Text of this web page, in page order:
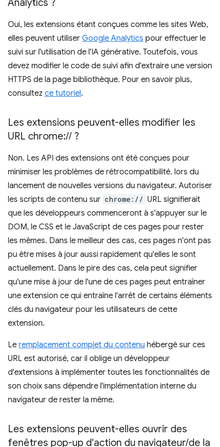
Analytics ?
Oui, les extensions étant conçues comme les sites Web,
elles peuvent utiliser Google Analytics pour effectuer le
suivi sur l'utilisation de l'IA générative. Toutefois, vous
devez modifier le code de suivi afin d'extraire une version
HTTPS de la page bibliothèque. Pour en savoir plus,
consultez ce tutoriel.
Les extensions peuvent-elles modifier les
URL chrome:// ?
Non. Les API des extensions ont été conçues pour
minimiser les problèmes de rétrocompatibilité. lors du
lancement de nouvelles versions du navigateur. Autoriser
les scripts de contenu sur chrome:// URL signifierait
que les développeurs commenceront à s'appuyer sur le
DOM, le CSS et le JavaScript de ces pages pour rester
les mêmes. Dans le meilleur des cas, ces pages n'ont pas
pu être mises à jour aussi rapidement qu'elles le sont
actuellement. Dans le pire des cas, cela peut signifier
qu'une mise à jour de l'une de ces pages peut entraîner
une extension ce qui entraîne l'arrêt de certains éléments
clés du navigateur pour les utilisateurs de cette
extension.
Le remplacement complet du contenu hébergé sur ces
URL est autorisé, car il oblige un développeur
d'extensions à implémenter toutes les fonctionnalités de
son choix sans dépendre l'implémentation interne du
navigateur de rester la même.
Les extensions peuvent-elles ouvrir des
fenêtres pop-up d'action du navigateur/de la